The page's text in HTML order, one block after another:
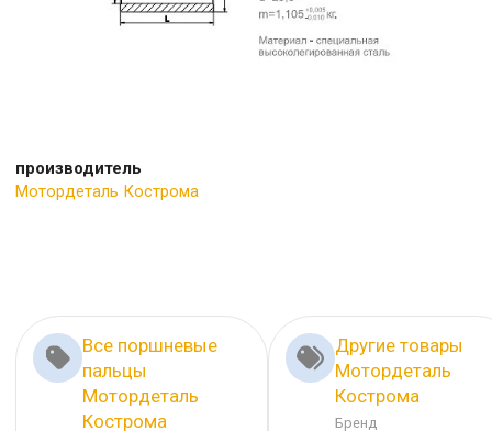
производитель
Мотордеталь Кострома
Все поршневые
пальцы
Мотордеталь
Кострома
Другие товары
Мотордеталь
Кострома
Бренд